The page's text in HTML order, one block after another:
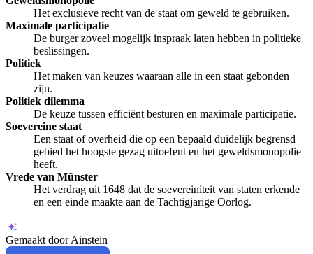
Het exclusieve recht van de staat om geweld te gebruiken.
Maximale participatie
De burger zoveel mogelijk inspraak laten hebben in politieke
beslissingen.
Politiek
Het maken van keuzes waaraan alle in een staat gebonden
zijn.
Politiek dilemma
De keuze tussen efficiënt besturen en maximale participatie.
Soevereine staat
Een staat of overheid die op een bepaald duidelijk begrensd
gebied het hoogste gezag uitoefent en het geweldsmonopolie
heeft.
Vrede van Münster
Het verdrag uit 1648 dat de soevereiniteit van staten erkende
en een einde maakte aan de Tachtigjarige Oorlog.
Gemaakt door Ainstein